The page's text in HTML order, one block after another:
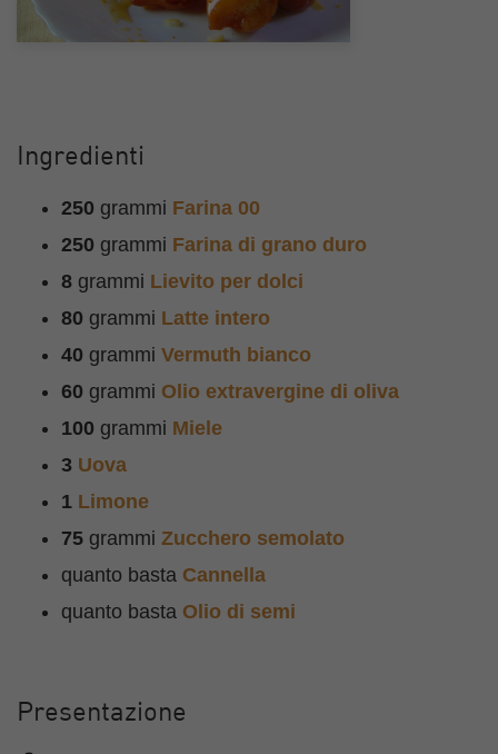
Ingredienti
250 grammi Farina 00
250 grammi Farina di grano duro
8 grammi Lievito per dolci
80 grammi Latte intero
40 grammi Vermuth bianco
60 grammi Olio extravergine di oliva
100 grammi Miele
3 Uova
1 Limone
75 grammi Zucchero semolato
quanto basta Cannella
quanto basta Olio di semi
Presentazione